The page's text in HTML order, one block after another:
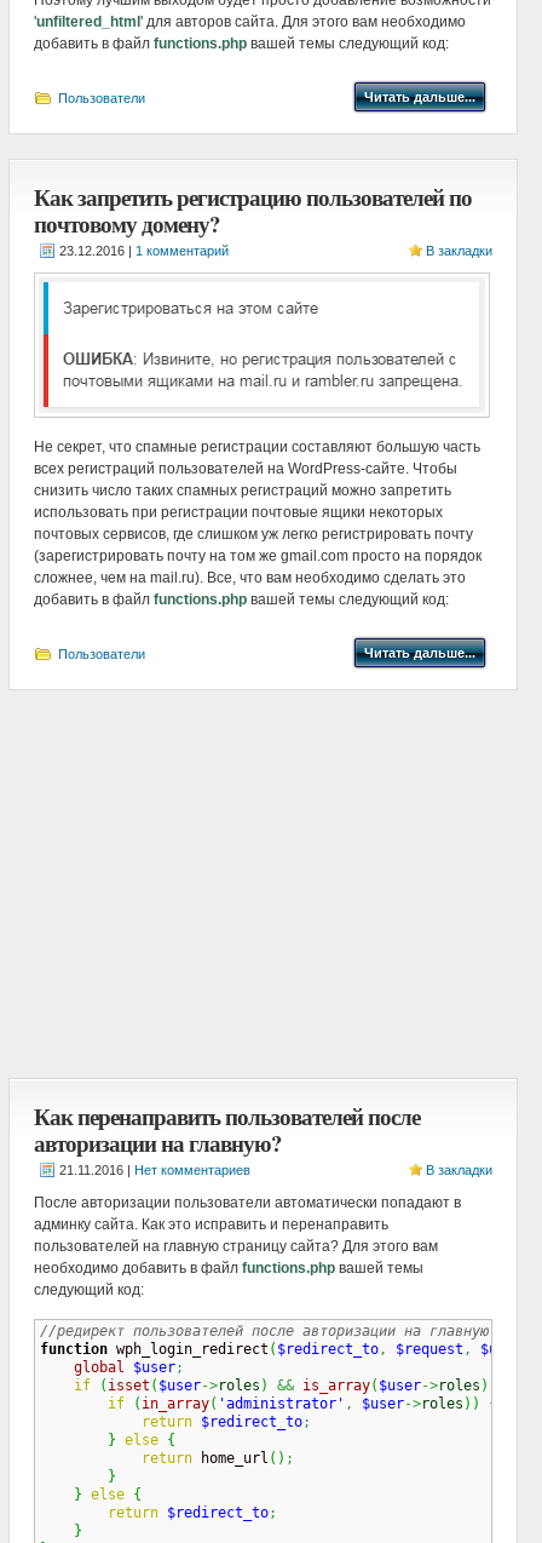
'unfiltered_html ' для авторов сайта. Для этого вам необходимо
добавить в файл functions.phpвашей темы следующий код:
Читать дальше...
Пользователи
Как запретить регистрацию пользователей по
почтовому домену?
| 1 комментарий В закладки
Не секрет, что спамные регистрации составляют большую часть
всех регистраций пользователей на WordPress-сайте. Чтобы
снизить число таких спамных регистраций можно запретить
использовать при регистрации почтовые ящики некоторых
почтовых сервисов, где слишком уж легко регистрировать почту
(зарегистрировать почту на том же gmail.com просто на порядок
сложнее, чем на mail.ru). Все, что вам необходимо сделать это
добавить в файл functions.phpвашей темы следующий код:
Читать дальше...
Пользователи
Как перенаправить пользователей после
авторизации на главную?
| Нет комментариев В закладки
После авторизации пользователи автоматически попадают в
админку сайта. Как это исправить и перенаправить
пользователей на главную страницу сайта? Для этого вам
необходимо добавить в файл functions.phpвашей темы
следующий код:
//редирект пользователей после авторизации на главную start
function wph_login_redirect ( $redirect_to, $request , $user
global
$user;
if
( isset ( $user->roles ) && is_array( $user->roles )
if
( in_array( 'administrator' , $user->roles ) )
{
return $redirect_to;
} else {
return home_url ( ) ;
}
} else {
return $redirect_to;
}